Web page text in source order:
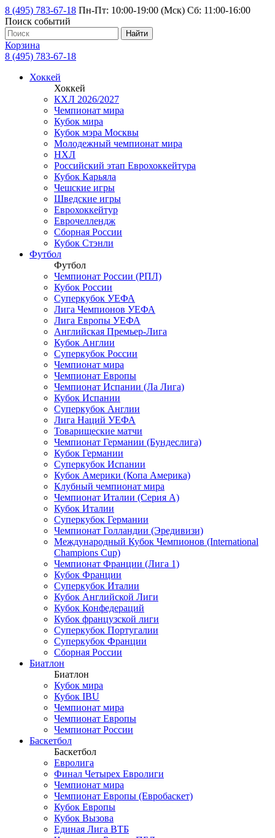
8 (495) 783-67-18 Пн-Пт: 10:00-19:00 (Мск) Сб: 11:00-16:00
Поиск событий
Найти
Корзина
8 (495) 783-67-18
Хоккей
Хоккей
КХЛ 2026/2027
Чемпионат мира
Кубок мира
Кубок мэра Москвы
Молодежный чемпионат мира
НХЛ
Российский этап Еврохоккейтура
Кубок Карьяла
Чешские игры
Шведские игры
Еврохоккейтур
Еврочеллендж
Сборная России
Кубок Стэнли
Футбол
Футбол
Чемпионат России (РПЛ)
Кубок России
Суперкубок УЕФА
Лига Чемпионов УЕФА
Лига Европы УЕФА
Английская Премьер-Лига
Кубок Англии
Суперкубок России
Чемпионат мира
Чемпионат Европы
Чемпионат Испании (Ла Лига)
Кубок Испании
Суперкубок Англии
Лига Наций УЕФА
Товарищеские матчи
Чемпионат Германии (Бундеслига)
Кубок Германии
Суперкубок Испании
Кубок Америки (Копа Америка)
Клубный чемпионат мира
Чемпионат Италии (Серия А)
Кубок Италии
Суперкубок Германии
Чемпионат Голландии (Эредивизи)
Международный Кубок Чемпионов (International
Champions Cup)
Чемпионат Франции (Лига 1)
Кубок Франции
Суперкубок Италии
Кубок Английской Лиги
Кубок Конфедераций
Кубок французской лиги
Суперкубок Португалии
Суперкубок Франции
Сборная России
Биатлон
Биатлон
Кубок мира
Кубок IBU
Чемпионат мира
Чемпионат Европы
Чемпионат России
Баскетбол
Баскетбол
Евролига
Финал Четырех Евролиги
Чемпионат мира
Чемпионат Европы (Евробаскет)
Кубок Европы
Кубок Вызова
Единая Лига ВТБ